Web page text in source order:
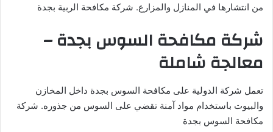
من انتشارها في المنازل والمزارع. شركة مكافحة الربية بجدة
شركة مكافحة السوس بجدة –
معالجة شاملة
تعمل شركة الدولية على مكافحة السوس بجدة داخل المخازن
والبيوت باستخدام مواد آمنة تقضي على السوس من جذوره. شركة
مكافحة السوس بجدة